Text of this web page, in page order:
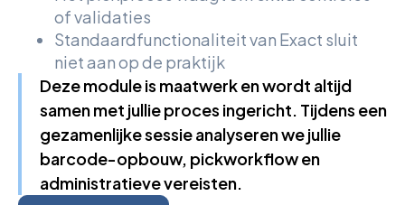
of validaties
Standaardfunctionaliteit van Exact sluit
niet aan op de praktijk
Deze module is maatwerk en wordt altijd
samen met jullie proces ingericht. Tijdens een
gezamenlijke sessie analyseren we jullie
barcode-opbouw, pickworkflow en
administratieve vereisten.